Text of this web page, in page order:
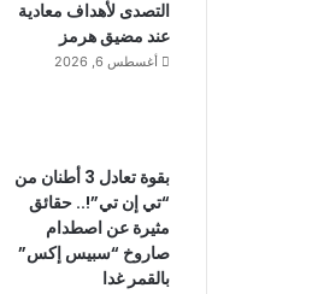
التصدى لأهداف معادية
عند مضيق هرمز
أغسطس 6, 2026
بقوة تعادل 3 أطنان من
“تي إن تي”!.. حقائق
مثيرة عن اصطدام
صاروخ “سبيس إكس”
بالقمر غدا